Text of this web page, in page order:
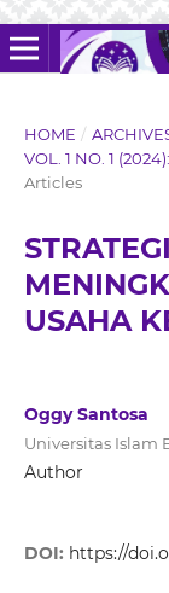
HOME /
VOL. 1 NO. 1
Articles
USAHA
Oggy Santosa
Universitas Islam
Author
DOI: https://